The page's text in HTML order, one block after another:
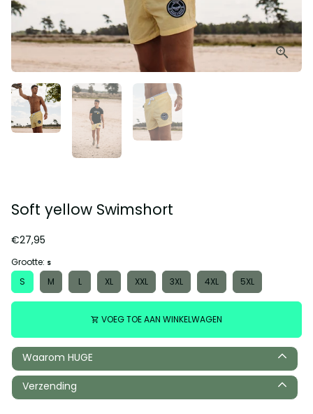
Soft yellow Swimshort
€27,95
Grootte: S
S M L XL XXL 3XL 4XL 5XL
shopping_cart VOEG TOE AAN WINKELWAGEN
Waarom HUGE
Verzending